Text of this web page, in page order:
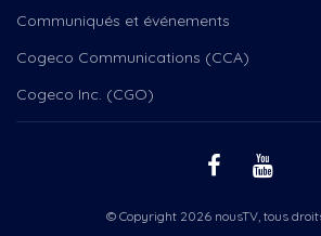
Prachute horizon
Programmation des Fêtes, Tam...
Programmation des Fêtes, Un...
Punkstock 2019
Communiqués et événements
Cogeco Communications (CCA)
Cogeco Inc. (CGO)
© Copyright 2026 nousTV, tous